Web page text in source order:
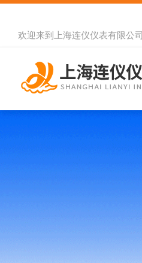
欢迎来到 上海连仪仪表有限公司